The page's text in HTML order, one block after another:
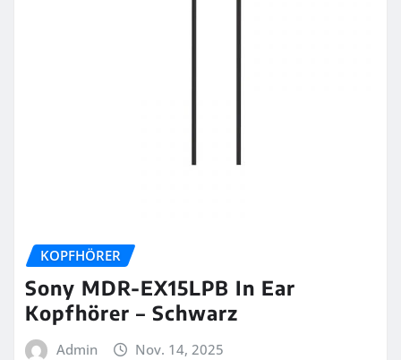
KOPFHÖRER
Sony MDR-EX15LPB In Ear
Kopfhörer – Schwarz
Admin Nov. 14, 2025